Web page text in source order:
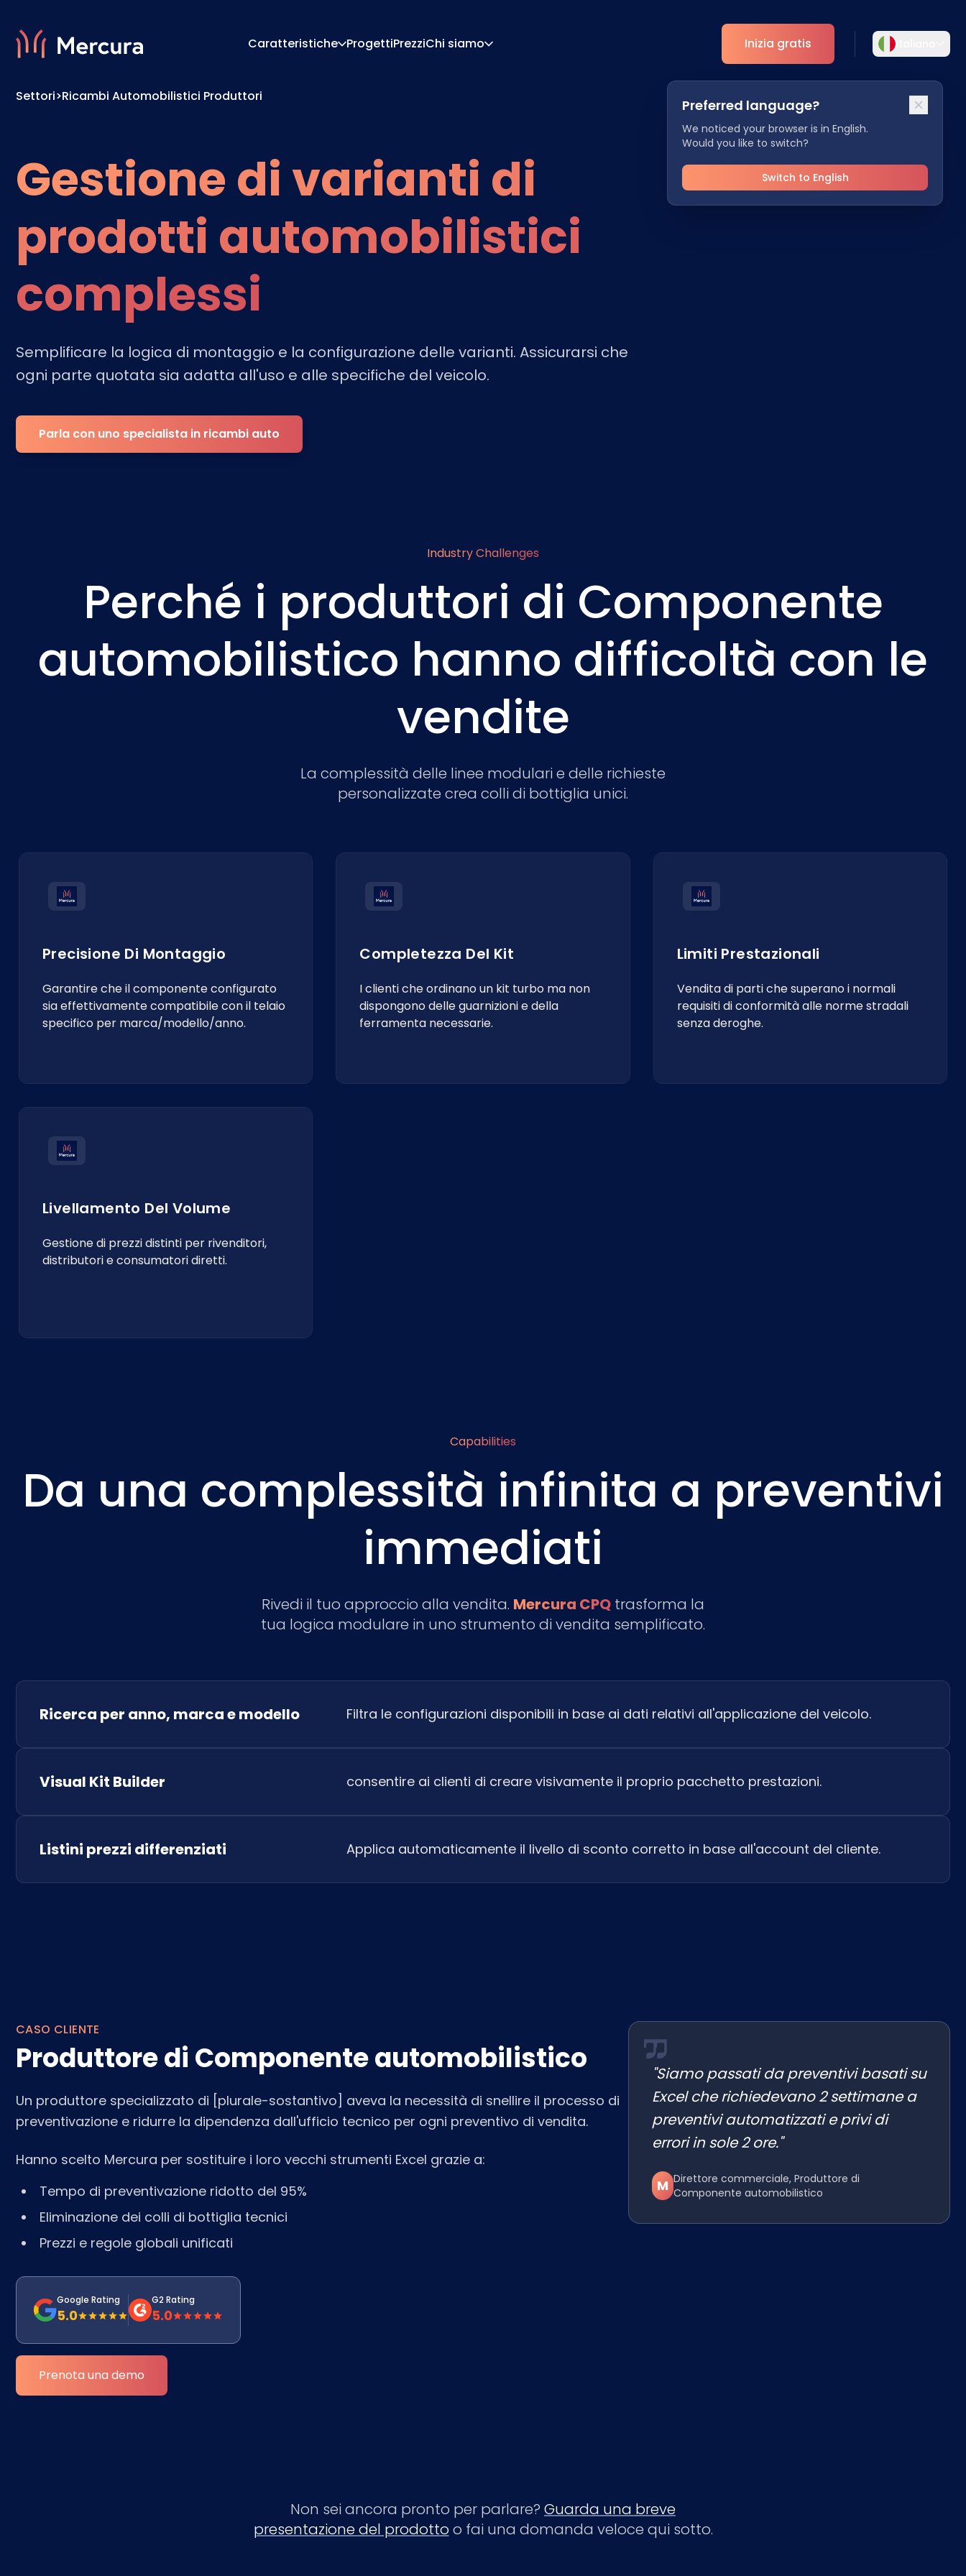
Caratteristiche
Analytics
ProgettiPrezziChi siamo
Contattaci
Preferred language?
We noticed your browser is in English.
Would you like to switch?
Switch to English
Inizia gratis
Scegliete la vostra lingua preferita per
un'esperienza più personalizzata.
English Deutsch
Español Dansk
Settori>Ricambi Automobilistici Produttori
Gestione di varianti di
prodotti automobilistici
complessi
Semplificare la logica di montaggio e la configurazione delle varianti. Assicurarsi che
ogni parte quotata sia adatta all'uso e alle specifiche del veicolo.
Parla con uno specialista in ricambi auto
Industry Challenges
Perché i produttori di Componente
automobilistico hanno difficoltà con le
vendite
La complessità delle linee modulari e delle richieste
personalizzate crea colli di bottiglia unici.
Precisione Di Montaggio
Garantire che il componente configurato
sia effettivamente compatibile con il telaio
specifico per marca/modello/anno.
Completezza Del Kit
I clienti che ordinano un kit turbo ma non
dispongono delle guarnizioni e della
ferramenta necessarie.
Limiti Prestazionali
Vendita di parti che superano i normali
requisiti di conformità alle norme stradali
senza deroghe.
Livellamento Del Volume
Gestione di prezzi distinti per rivenditori,
distributori e consumatori diretti.
Capabilities
Da una complessità infinita a preventivi
immediati
Rivedi il tuo approccio alla vendita. Mercura CPQ trasforma la
tua logica modulare in uno strumento di vendita semplificato.
Ricerca per anno, marca e modello Filtra le configurazioni disponibili in base ai dati relativi all'applicazione del veicolo.
Visual Kit Builder consentire ai clienti di creare visivamente il proprio pacchetto prestazioni.
Listini prezzi differenziati Applica automaticamente il livello di sconto corretto in base all'account del cliente.
CASO CLIENTE
Produttore di Componente automobilistico
Un produttore specializzato di [plurale-sostantivo] aveva la necessità di snellire il processo di
preventivazione e ridurre la dipendenza dall'ufficio tecnico per ogni preventivo di vendita.
Hanno scelto Mercura per sostituire i loro vecchi strumenti Excel grazie a:
Tempo di preventivazione ridotto del 95%
Eliminazione dei colli di bottiglia tecnici
Prezzi e regole globali unificati
Google Rating
5.0
G2 Rating
5.0
Prenota una demo
"Siamo passati da preventivi basati su
Excel che richiedevano 2 settimane a
preventivi automatizzati e privi di
errori in sole 2 ore."
M Direttore commerciale, Produttore di
Componente automobilistico
Non sei ancora pronto per parlare? Guarda una breve
presentazione del prodotto o fai una domanda veloce qui sotto.